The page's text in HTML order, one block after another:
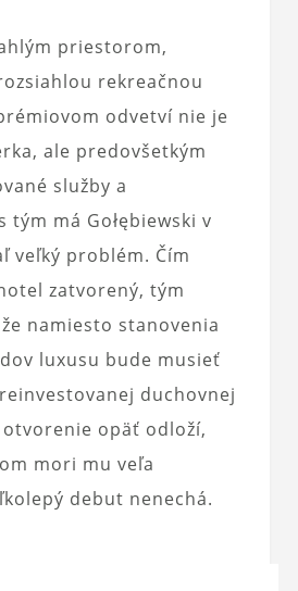
priestorom,
rekreačnou
odvetví nie je
ale predovšetkým
služby a
tým má Gołębiewski v
veľký problém. Čím
zatvorený, tým
namiesto stanovenia
luxusu bude musieť
duchovnej
otvorenie opäť odloží,
mori mu veľa
debut nenechá.